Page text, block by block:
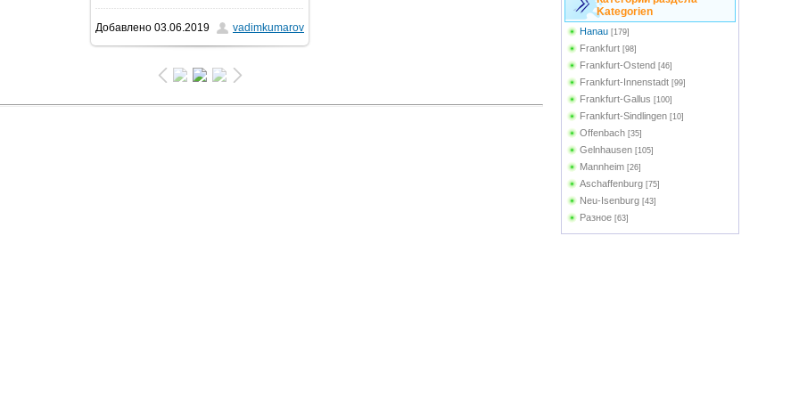
96.8Kb
Добавлено 03.06.2019 vadimkumarov
Kategorien
Hanau [179]
Frankfurt [98]
Frankfurt-Ostend [46]
Frankfurt-Innenstadt [99]
Frankfurt-Gallus [100]
Frankfurt-Sindlingen [10]
Offenbach [35]
Gelnhausen [105]
Mannheim [26]
Aschaffenburg [75]
Neu-Isenburg [43]
Разное [63]
Frankfurt-Bonames [4]